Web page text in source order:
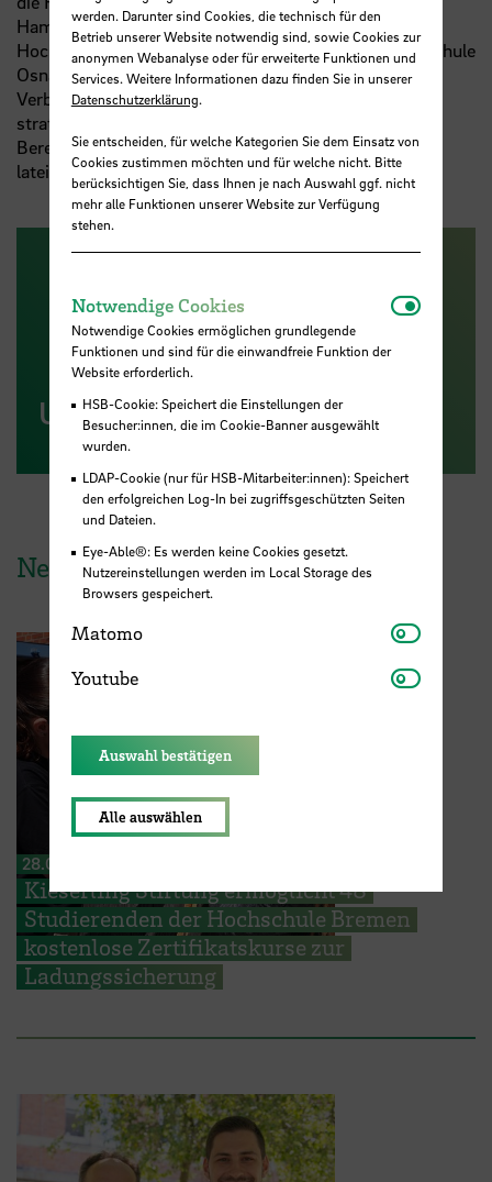
Hamburg, die Technische Hochschule Köln, die
Hochschule München, die FHMünster und die Hochschule
Osnabrück seit der Gründung eines gemeinsamen
Verbindungsbüros in New York im Jahr 2005 eine
strategische Allianz und arbeiten in ausgewählten
Bereichen zusammen. Seit 2013 vernetzt UAS7 seine
lateinamerikanischen Interessen auch in Brasilien.
UAS7-Allianz
News aus der HSB
28.07.2026
Kieserling Stiftung ermöglicht 48
Studierenden der Hochschule Bremen
kostenlose Zertifikatskurse zur
Ladungssicherung
werden. Darunter sind Cookies, die technisch für den
Betrieb unserer Website notwendig sind, sowie Cookies zur
anonymen Webanalyse oder für erweiterte Funktionen und
Services. Weitere Informationen dazu finden Sie in unserer
Datenschutzerklärung.
Sie entscheiden, für welche Kategorien Sie dem Einsatz von
Cookies zustimmen möchten und für welche nicht. Bitte
berücksichtigen Sie, dass Ihnen je nach Auswahl ggf. nicht
mehr alle Funktionen unserer Website zur Verfügung
stehen.
Notwendige Cookies
Notwendige Cookies ermöglichen grundlegende
Funktionen und sind für die einwandfreie Funktion der
Website erforderlich.
HSB-Cookie: Speichert die Einstellungen der
Besucher:innen, die im Cookie-Banner ausgewählt
wurden.
LDAP-Cookie (nur für HSB-Mitarbeiter:innen): Speichert
den erfolgreichen Log-In bei zugriffsgeschützten Seiten
und Dateien.
Eye-Able®: Es werden keine Cookies gesetzt.
Nutzereinstellungen werden im Local Storage des
Browsers gespeichert.
Matomo Matomo
Youtube Youtube
Auswahl bestätigen
Alle auswählen